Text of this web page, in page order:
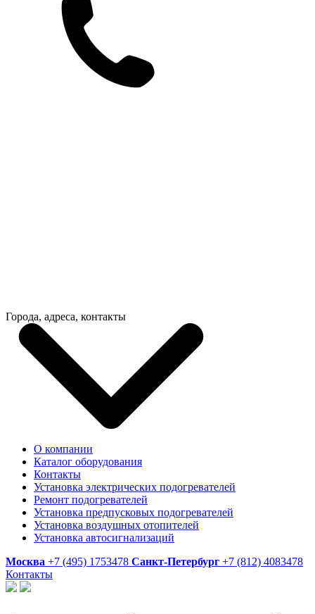
Города, адреса, контакты
О компании
Каталог оборудования
Контакты
Установка электрических подогревателей
Ремонт подогревателей
Установка предпусковых подогревателей
Установка воздушных отопителей
Установка автосигнализаций
Москва +7 (495) 1753478 Санкт-Петербург +7 (812) 4083478
Контакты